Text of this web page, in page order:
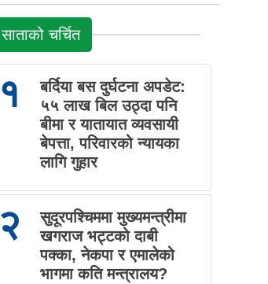
साताको चर्चित
१
बर्दिया बस दुर्घटना अपडेट:
५५ लाख बिल उठ्दा पनि
बीमा र यातायात व्यवसायी
बेपत्ता, परिवारको न्यायका
लागि गुहार
२
सुदूरपश्चिममा मुख्यमन्त्रीमा
खगराज भट्टको दाबी
पक्का, नेकपा र एमालेको
भागमा कति मन्त्रालय?